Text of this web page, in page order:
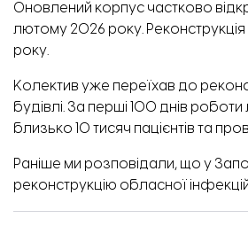
Оновлений корпус частково
лютому 2026 року. Реконструкція
року.
Колектив уже переїхав до
будівлі. За перші 100 днів
близько 10 тисяч пацієнтів та
Раніше ми розповідали, що у
реконструкцію обласної